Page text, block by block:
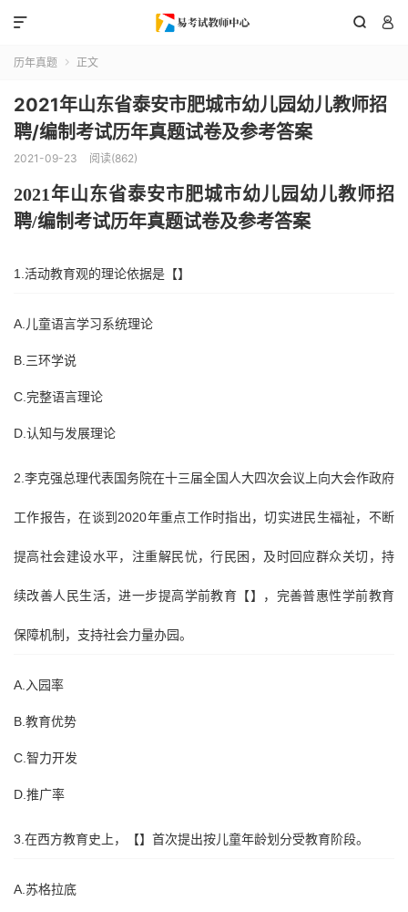
 

历年真题  正文
2021年山东省泰安市肥城市幼儿园幼儿教师招
聘/编制考试历年真题试卷及参考答案
2021-09-23 阅读(862)
2021 年山东省泰安市肥城市幼儿园幼儿教师招
聘/编制考试历年真题试卷及参考答案
1.活动教育观的理论依据是【】
A.儿童语言学习系统理论
B.三环学说
C.完整语言理论
D.认知与发展理论
2.李克强总理代表国务院在十三届全国人大四次会议上向大会作政府
工作报告，在谈到2020年重点工作时指出，切实进民生福祉，不断
提高社会建设水平，注重解民忧，行民困，及时回应群众关切，持
续改善人民生活，进一步提高学前教育【】，完善普惠性学前教育
保障机制，支持社会力量办园。
A.入园率
B.教育优势
C.智力开发
D.推广率
3.在西方教育史上，【】首次提出按儿童年龄划分受教育阶段。
A.苏格拉底